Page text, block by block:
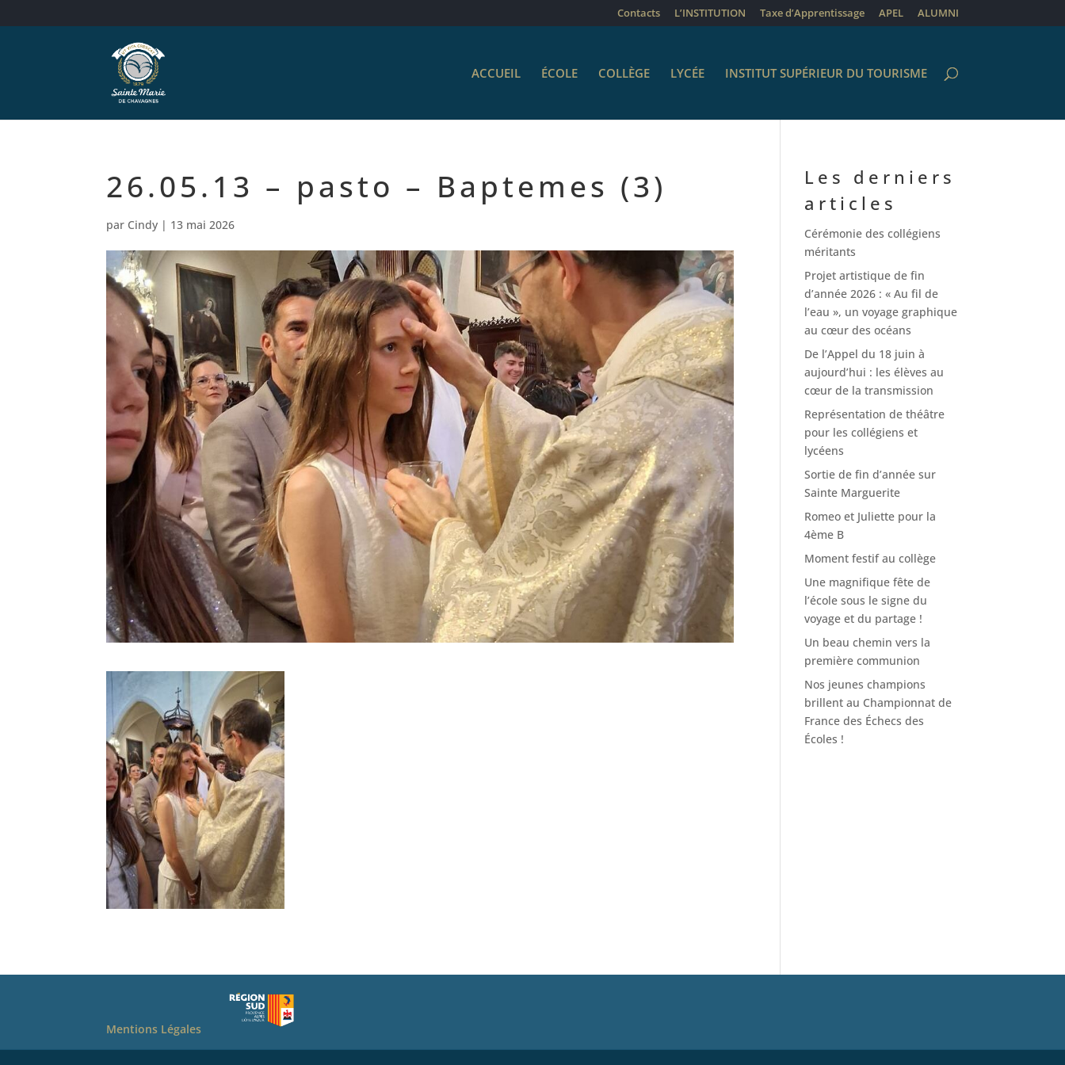
Contacts L’INSTITUTION Taxe d’Apprentissage APEL ALUMNI
ACCUEIL ÉCOLE COLLÈGE LYCÉE INSTITUT SUPÉRIEUR DU TOURISME
26.05.13 – pasto – Baptemes (3)
par Cindy | 13 mai 2026
Les derniers
articles
Cérémonie des collégiens
méritants
Projet artistique de fin
d’année 2026 : « Au fil de
l’eau », un voyage graphique
au cœur des océans
De l’Appel du 18 juin à
aujourd’hui : les élèves au
cœur de la transmission
Représentation de théâtre
pour les collégiens et
lycéens
Sortie de fin d’année sur
Sainte Marguerite
Romeo et Juliette pour la
4ème B
Moment festif au collège
Une magnifique fête de
l’école sous le signe du
voyage et du partage !
Un beau chemin vers la
première communion
Nos jeunes champions
brillent au Championnat de
France des Échecs des
Écoles !
Mentions Légales